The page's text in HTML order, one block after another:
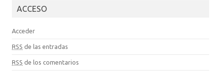
ACCESO
Acceder
RSS de las entradas
RSS de los comentarios